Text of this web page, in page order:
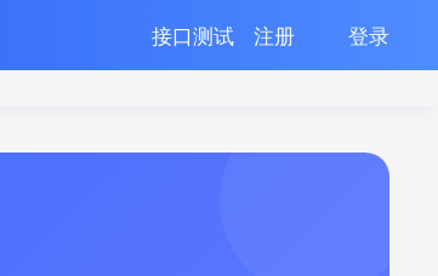
接口测试 注册 登录